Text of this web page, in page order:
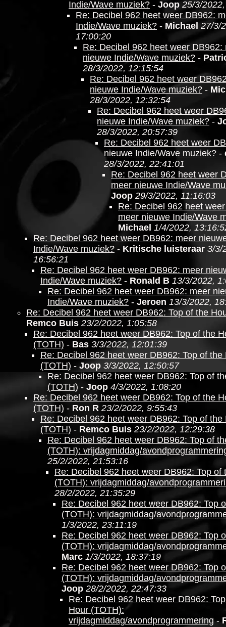
Indie/Wave muziek? - Joop 25/3/
Re: Decibel 962 heet weer DB962:
Indie/Wave muziek? - Michael 27/3/
17:00:20
Re: Decibel 962 heet weer DB962:
nieuwe Indie/Wave muziek? -
28/3/2022, 12:15:54
Re: Decibel 962 heet weer
nieuwe Indie/Wave muziek? -
28/3/2022, 12:32:54
Re: Decibel 962 heet weer
nieuwe Indie/Wave muziek? -
28/3/2022, 20:57:39
Re: Decibel 962 heet weer
nieuwe Indie/Wave muziek? -
28/3/2022, 22:41:01
Re: Decibel 962 heet weer
meer nieuwe Indie/Wave
Joop 29/3/2022, 11:16:03
Re: Decibel 962 heet
meer nieuwe Indie/Wave
Michael 1/4/2022,
Re: Decibel 962 heet weer DB962: meer
Indie/Wave muziek? - Kritische luisteraar 3/3/
16:56:21
Re: Decibel 962 heet weer DB962: meer
Indie/Wave muziek? - Ronald B 13/3/2022,
Re: Decibel 962 heet weer DB962: meer
Indie/Wave muziek? - Jeroen 13/3/2022,
Re: Decibel 962 heet weer DB962: Top of the
Remco Buis 23/2/2022, 1:05:58
Re: Decibel 962 heet weer DB962: Top of the
(TOTH) - Bas 3/3/2022, 12:01:39
Re: Decibel 962 heet weer DB962: Top of the
(TOTH) - Joop 3/3/2022, 12:50:57
Re: Decibel 962 heet weer DB962: Top of
(TOTH) - Joop 4/3/2022, 1:08:20
Re: Decibel 962 heet weer DB962: Top of the
(TOTH) - Ron R 23/2/2022, 9:55:43
Re: Decibel 962 heet weer DB962: Top of the
(TOTH) - Remco Buis 23/2/2022, 12:29:38
Re: Decibel 962 heet weer DB962: Top of
(TOTH): vrijdagmiddag/
25/2/2022, 21:53:16
Re: Decibel 962 heet weer DB962: Top of
(TOTH): vrijdagmiddag/
28/2/2022, 21:35:29
Re: Decibel 962 heet weer DB962: Top
(TOTH): vrijdagmiddag/
1/3/2022, 23:11:19
Re: Decibel 962 heet weer DB962: Top
(TOTH): vrijdagmiddag/
Marc 1/3/2022, 18:37:19
Re: Decibel 962 heet weer DB962: Top
(TOTH): vrijdagmiddag/
Joop 28/2/2022, 22:47:33
Re: Decibel 962 heet weer DB962:
Hour (TOTH):
vrijdagmiddag/avondprogrammering-